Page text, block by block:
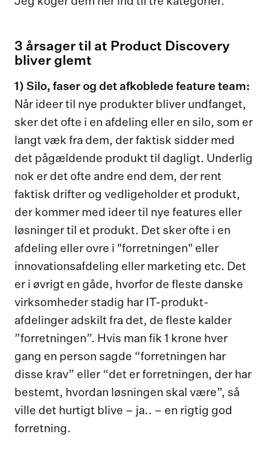
3 årsager til at Product Discovery
bliver glemt
1) Silo, faser og det afkoblede feature team:
Når ideer til nye produkter bliver undfanget,
sker det ofte i en afdeling eller en silo, som er
langt væk fra dem, der faktisk sidder med
det pågældende produkt til dagligt. Underlig
nok er det ofte andre end dem, der rent
faktisk drifter og vedligeholder et produkt,
der kommer med ideer til nye features eller
løsninger til et produkt. Det sker ofte i en
afdeling eller ovre i "forretningen" eller
innovationsafdeling eller marketing etc. Det
er i øvrigt en gåde, hvorfor de fleste danske
virksomheder stadig har IT-produkt-
afdelinger adskilt fra det, de fleste kalder
”forretningen”. Hvis man fik 1 krone hver
gang en person sagde “forretningen har
disse krav” eller “det er forretningen, der har
bestemt, hvordan løsningen skal være”, så
ville det hurtigt blive – ja.. – en rigtig god
forretning.